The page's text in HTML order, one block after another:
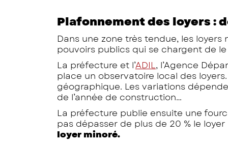
Plafonnement des loyers :
Dans une zone très tendue, les
pouvoirs publics qui se chargent de le
La préfecture et l’ADIL, l’Agence
place un observatoire local des
géographique. Les variations
de l’année de construction…
La préfecture publie ensuite une
pas dépasser de plus de 20 % le
loyer minoré.